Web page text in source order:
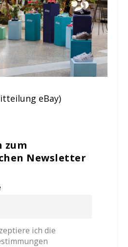
eBay)
zum
Newsletter
ich die